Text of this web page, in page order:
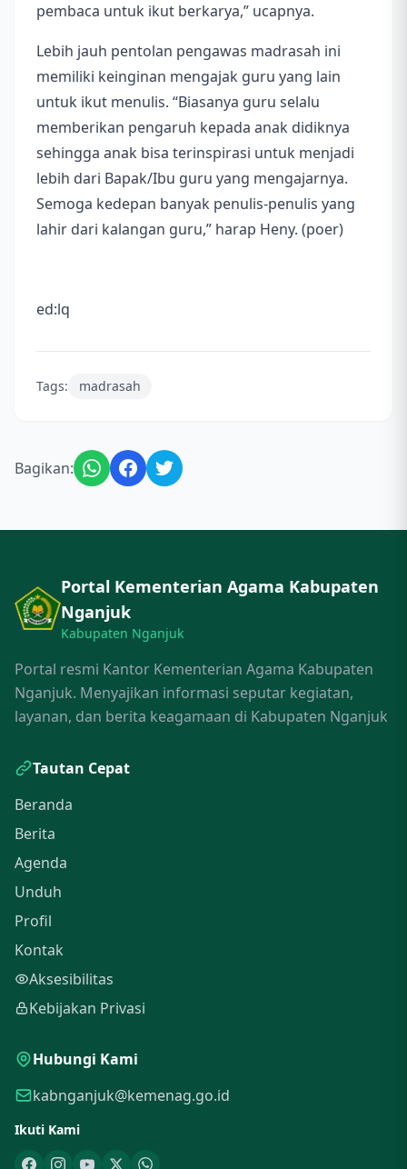
pembaca untuk ikut berkarya,” ucapnya.
Lebih jauh pentolan pengawas madrasah ini
memiliki keinginan mengajak guru yang lain
untuk ikut menulis. “Biasanya guru selalu
memberikan pengaruh kepada anak didiknya
sehingga anak bisa terinspirasi untuk menjadi
lebih dari Bapak/Ibu guru yang mengajarnya.
Semoga kedepan banyak penulis-penulis yang
lahir dari kalangan guru,” harap Heny. (poer)
ed:lq
Tags: madrasah
Bagikan:
Portal Kementerian Agama Kabupaten
Nganjuk
Kabupaten Nganjuk
Portal resmi Kantor Kementerian Agama Kabupaten
Nganjuk. Menyajikan informasi seputar kegiatan,
layanan, dan berita keagamaan di Kabupaten Nganjuk
Tautan Cepat
Beranda
Berita
Agenda
Unduh
Profil
Kontak
Aksesibilitas
Kebijakan Privasi
Hubungi Kami
kabnganjuk@kemenag.go.id
Ikuti Kami